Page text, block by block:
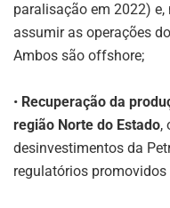
paralisação em 2022)
assumir as operações
Ambos são offshore;
• Recuperação da
região Norte do Estado,
desinvestimentos da
regulatórios promovidos